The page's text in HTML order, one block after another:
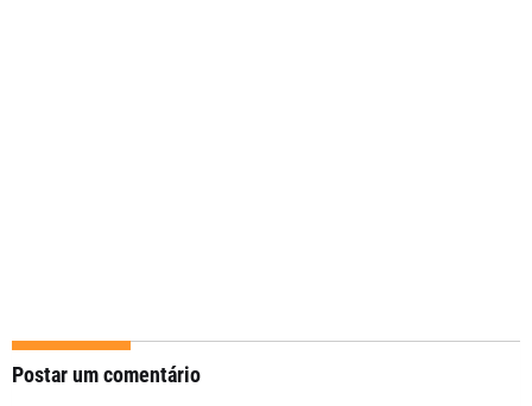
Postar um comentário